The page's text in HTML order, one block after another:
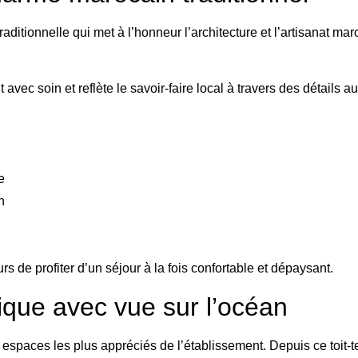
qui met à l’honneur l’architecture et l’artisanat
soin et reflète le savoir-faire local à travers des détails
de profiter d’un séjour à la fois confortable et dépaysant.
avec vue sur l’océan
les plus appréciés de l’établissement. Depuis ce